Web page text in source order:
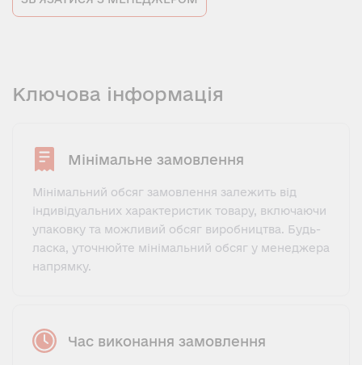
Ключова інформація
Мінімальне замовлення
Мінімальний обсяг замовлення залежить від
індивідуальних характеристик товару, включаючи
упаковку та можливий обсяг виробництва. Будь-
ласка, уточнюйте мінімальний обсяг у менеджера
напрямку.
Час виконання замовлення